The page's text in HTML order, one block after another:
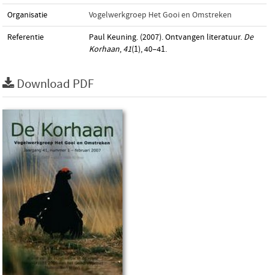
Organisatie Vogelwerkgroep Het Gooi en Omstreken
Referentie Paul Keuning. (2007). Ontvangen literatuur. De
Korhaan, 41(1), 40–41.
Download PDF